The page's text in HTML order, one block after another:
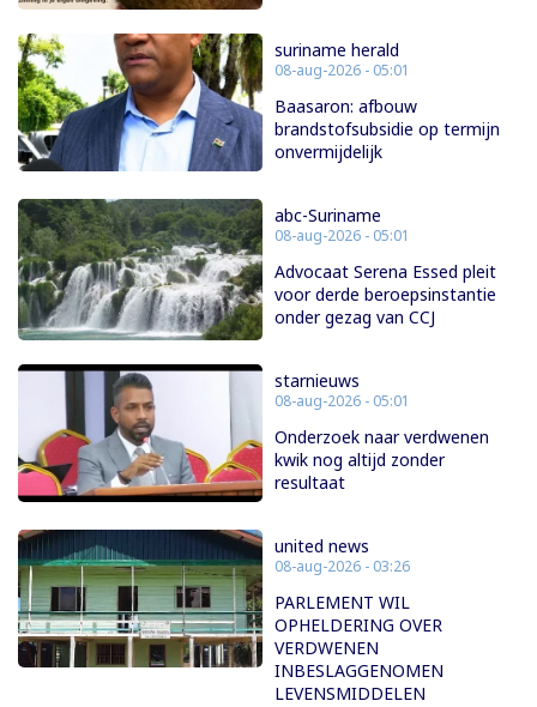
suriname herald
08-aug-2026 - 05:01
Baasaron: afbouw
brandstofsubsidie op termijn
onvermijdelijk
abc-Suriname
08-aug-2026 - 05:01
Advocaat Serena Essed pleit
voor derde beroepsinstantie
onder gezag van CCJ
starnieuws
08-aug-2026 - 05:01
Onderzoek naar verdwenen
kwik nog altijd zonder
resultaat
united news
08-aug-2026 - 03:26
PARLEMENT WIL
OPHELDERING OVER
VERDWENEN
INBESLAGGENOMEN
LEVENSMIDDELEN